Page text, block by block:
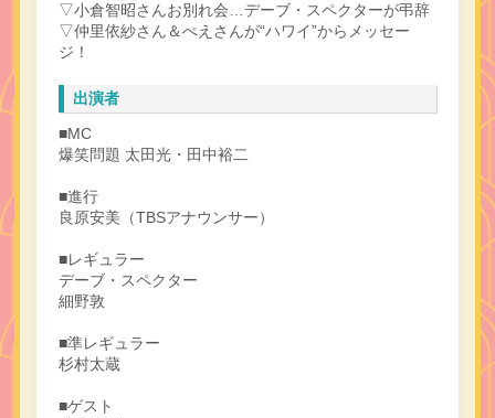
▽小倉智昭さんお別れ会…デーブ・スペクターが弔辞
▽仲里依紗さん＆ぺえさんが“ハワイ”からメッセー
ジ！
出演者
■MC
爆笑問題 太田光・田中裕二
■進行
良原安美（TBSアナウンサー）
■レギュラー
デーブ・スペクター
細野敦
■準レギュラー
杉村太蔵
■ゲスト